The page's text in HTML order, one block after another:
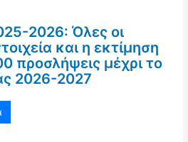
2026: Όλες οι
και η εκτίμηση
προσλήψεις μέχρι το
2026-2027